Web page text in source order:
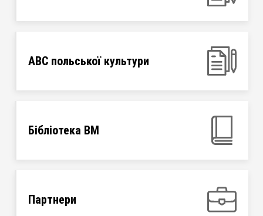
ABC польської культури
Бібліотека ВМ
Партнери